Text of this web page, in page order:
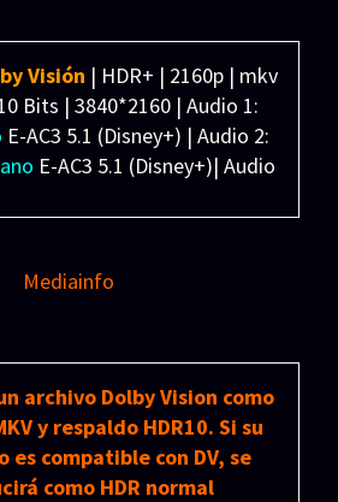
Hill, Evelyn O. Vaccaro,
Light, Tom Johnson y Jamal
Visión | HDR+ | 2160p | mkv
Bits | 3840*2160 | Audio 1:
E-AC3 5.1 (Disney+) | Audio 2:
E-AC3 5.1 (Disney+)| Audio
Castellano/Inglés (SRT)
Peso: 5.05 GB
Mediainfo
archivo Dolby Vision como
y respaldo HDR10. Si su
es compatible con DV, se
como HDR normal